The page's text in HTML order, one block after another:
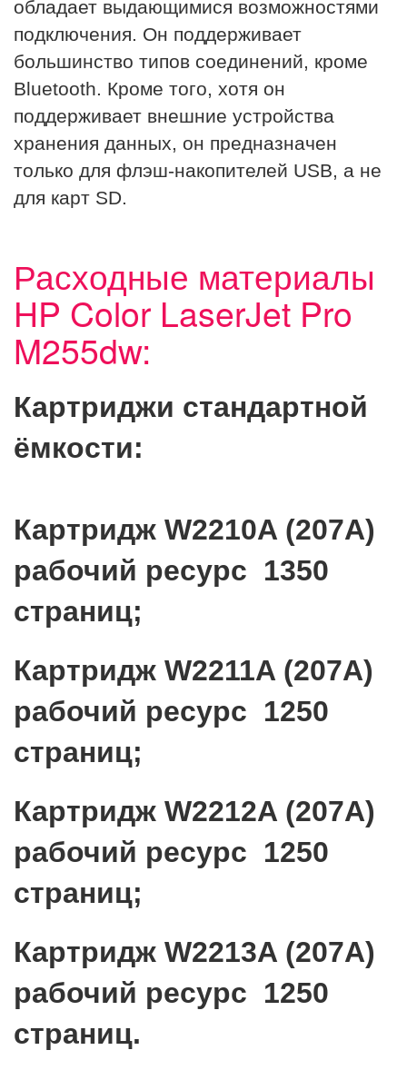
обладает выдающимися возможностями
подключения. Он поддерживает
большинство типов соединений, кроме
Bluetooth. Кроме того, хотя он
поддерживает внешние устройства
хранения данных, он предназначен
только для флэш-накопителей USB, а не
для карт SD.
Расходные материалы
HP Color LaserJet Pro
M255dw:
Картриджи стандартной
ёмкости:
Картридж W2210A (207A)
рабочий ресурс 1350
страниц;
Картридж W2211A (207A)
рабочий ресурс 1250
страниц;
Картридж W2212A (207A)
рабочий ресурс 1250
страниц;
Картридж W2213A (207A)
рабочий ресурс 1250
страниц.